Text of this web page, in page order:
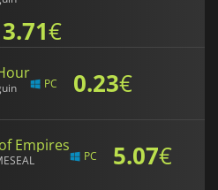
3.71€
PC 0.23€
Empires
PC 5.07€